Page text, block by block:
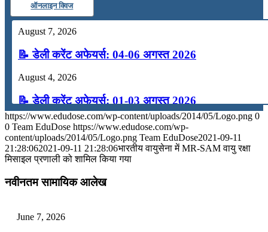
ऑनलाइन क्विज
August 7, 2026
📝 डेली करेंट अफेयर्स: 04-06 अगस्त 2026
August 4, 2026
📝 डेली करेंट अफेयर्स: 01-03 अगस्त 2026
July 31, 2026
📝 डेली करेंट अफेयर्स: 28-31 जुलाई 2026
July 25, 2026
https://www.edudose.com/wp-content/uploads/2014/05/Logo.png 0
0 Team EduDose https://www.edudose.com/wp-
content/uploads/2014/05/Logo.png Team EduDose2021-09-11
21:28:062021-09-11 21:28:06भारतीय वायुसेना में MR-SAM वायु रक्षा
मिसाइल प्रणाली को शामिल किया गया
नवीनतम सामायिक आलेख
June 7, 2026